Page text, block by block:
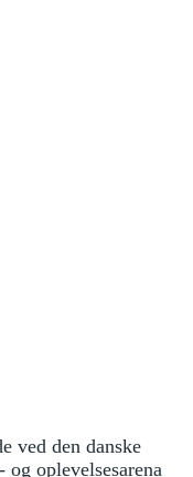
ved den danske
oplevelsesarena